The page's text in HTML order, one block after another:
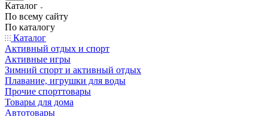
Каталог
По всему сайту
По каталогу
Каталог
Активный отдых и спорт
Активные игры
Зимний спорт и активный отдых
Плавание, игрушки для воды
Прочие спорттовары
Товары для дома
Автотовары